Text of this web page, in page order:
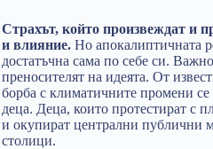
Страхът, който произвеждат и
и влияние. Но апокалиптичната
достатъчна сама по себе си.
преносителят на идеята. От
борба с климатичните промени се
деца. Деца, които протестират с
и окупират централни публични
столици.